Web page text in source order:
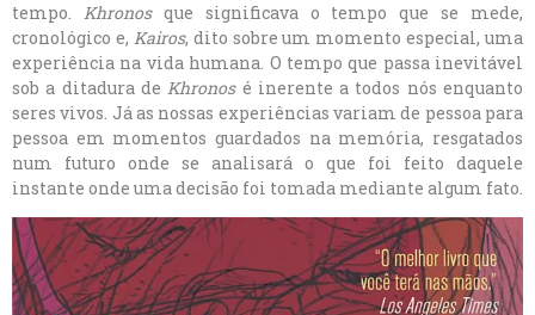
tempo. Khronosque significava o tempo que se mede,
cronológico e, Kairos, dito sobre um momento especial, uma
experiência na vida humana. O tempo que passa inevitável
sob a ditadura deKhronosé inerente a todos nós enquanto
seres vivos. Já as nossas experiências variam de pessoa para
pessoa em momentos guardados na memória, resgatados
num futuro onde se analisará o que foi feito daquele
instante onde uma decisão foi tomada mediante algum fato.